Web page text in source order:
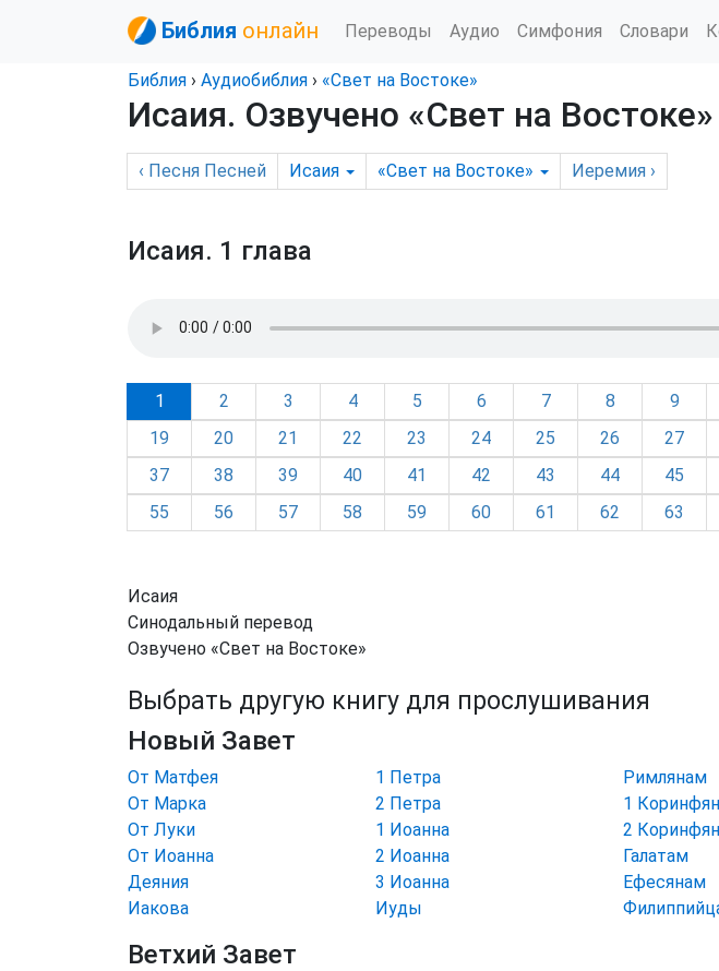
Библия онлайн Переводы Аудио Симфония Словари
Библия › Аудиобиблия › «Свет на Востоке»
Исаия. Озвучено «Свет на Востоке»
‹ Песня Песней Исаия «Свет на Востоке» Иеремия ›
Исаия. 1 глава
1 2 3 4 5 6 7 8 9
19
20 21 22 23 24 25 26 27
37
38 39 40 41 42 43 44 45
55
56 57 58 59 60 61 62 63
Исаия
Синодальный перевод
Озвучено «Свет на Востоке»
Выбрать другую книгу для прослушивания
Новый Завет
От Матфея
От Марка
От Луки
От Иоанна
Деяния
Иакова
1 Петра
2 Петра
1 Иоанна
2 Иоанна
3 Иоанна
Иуды
Римлянам
1
2
Галатам
Ефесянам
Ветхий Завет